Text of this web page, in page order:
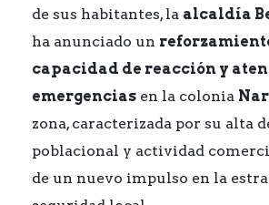
de sus habitantes, la alcaldía
ha anunciado un
capacidad de reacción y
emergencias en la colonia
zona, caracterizada por su alta
poblacional y actividad
de un nuevo impulso en la